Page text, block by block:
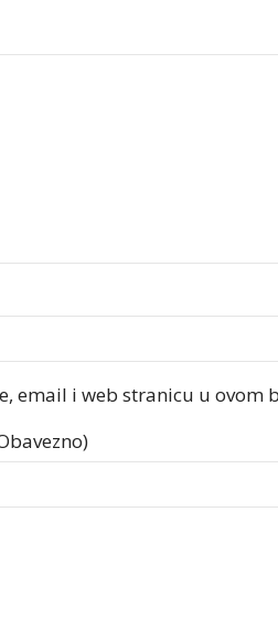
email i web stranicu u ovom